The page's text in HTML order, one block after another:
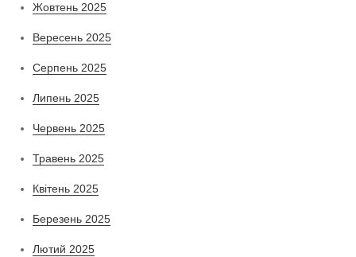
Жовтень 2025
Вересень 2025
Серпень 2025
Липень 2025
Червень 2025
Травень 2025
Квітень 2025
Березень 2025
Лютий 2025